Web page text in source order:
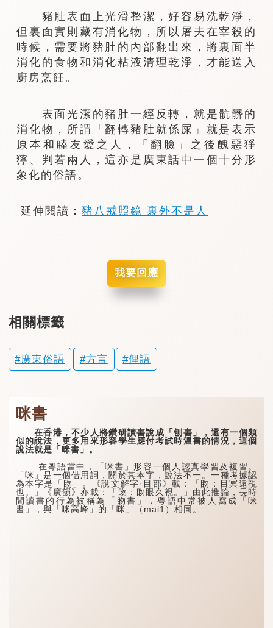
豬肚表面上光滑整潔，好容易洗乾淨，
但裏面實則藏有消化物，所以屠夫在宰殺的
時候，需要將豬肚的內部翻出來，將裏面半
消化的食物和消化粘液清理乾淨，才能送入
廚房烹飪。
表面光潔的豬肚一經反轉，就是骯髒的
消化物，所謂「翻轉豬肚就係屎」就是表示
原本和睦友愛之人，「翻臉」之後醜惡猙
獰、判若兩人，這亦是廣東話中一個十分形
象化的俗語。
延伸閱讀：豬八戒照鏡 裏外不是人
我要回應
相關標籤
廣東俗語 方言 俚語
咪書
在香港，不少人將鑽研讀書說成「刨書」，還有一個類
似的說法，更多用來形容學生應付考試時溫書的情況，這個
說法就是「咪書」。
在粵語當中，「咪書」形容一個人認真學習及複習。
「咪」是一個借用詞，關於其本字，說法不一。一種考據認
為本字是「䀛」。《說文解字·目部》載：「䀛：目冥遠視
也。」《廣韻》亦載：「䀛：䀛眼久視。」由此推論，長時
間讀書的行為被稱為「䀛書」，粵語中常被人寫成「咪
書」，與「咪高峰」的「咪」（mai1）相同。...